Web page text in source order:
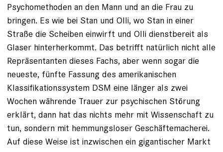
Psychomethoden an den Mann und an die Frau zu
bringen. Es wie bei Stan und Olli, wo Stan in einer
Straße die Scheiben einwirft und Olli dienstbereit als
Glaser hinterherkommt. Das betrifft natürlich nicht alle
Repräsentanten dieses Fachs, aber wenn sogar die
neueste, fünfte Fassung des amerikanischen
Klassifikationssystem DSM eine länger als zwei
Wochen währende Trauer zur psychischen Störung
erklärt, dann hat das nichts mehr mit Wissenschaft zu
tun, sondern mit hemmungsloser Geschäftemacherei.
Auf diese Weise ist inzwischen ein ­gigantischer Markt